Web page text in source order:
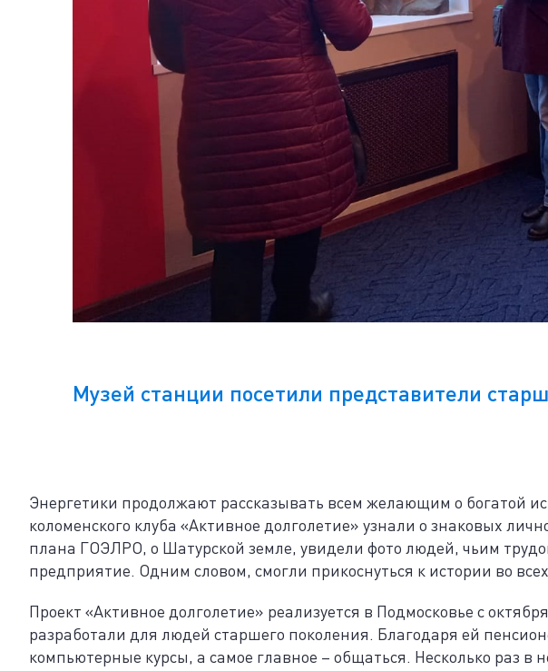
Музей станции посетили представители
Энергетики продолжают рассказывать всем желающим о богатой
коломенского клуба «Активное долголетие» узнали о знаковых
плана ГОЭЛРО, о Шатурской земле, увидели фото людей, чьим
предприятие. Одним словом, смогли прикоснуться к истории во
Проект «Активное долголетие» реализуется в Подмосковье с
разработали для людей старшего поколения. Благодаря ей
компьютерные курсы, а самое главное – общаться. Несколько раз в